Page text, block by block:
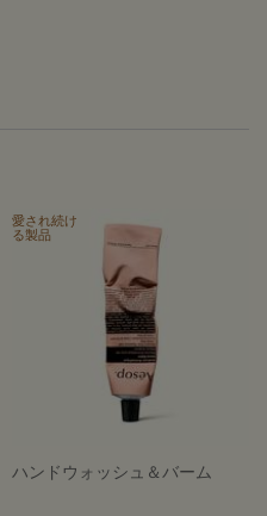
愛され続け
る製品
ハンドウォッシュ＆バーム